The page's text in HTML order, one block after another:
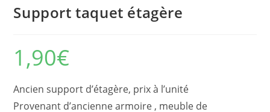
Support taquet étagère
1,90€
Ancien support d’étagère, prix à l’unité
Provenant d’ancienne armoire , meuble de